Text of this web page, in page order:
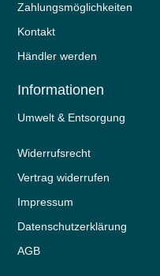
Zahlungsmöglichkeiten
Kontakt
Händler werden
Informationen
Umwelt & Entsorgung
Widerrufs­recht
Vertrag widerrufen
Impressum
Daten­schutz­erklärung
AGB